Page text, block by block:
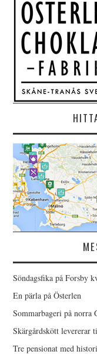
Söndagsfika på Forsby
En pärla på Österlen
Sommarbageri på norra
Skärgårdskött levererar
Tre pensionat med